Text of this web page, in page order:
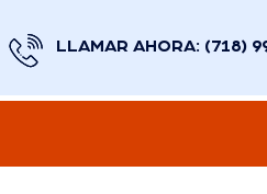
LLAMAR AHORA: (718)